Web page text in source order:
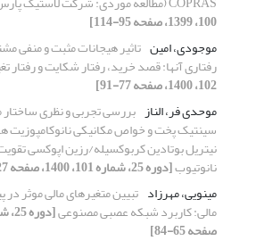
100، 1399، صفحه 95-114]
موجودی، امین تاثیر هیجانات مثبت و منفی
رفتاری آنها: قصد خرید، رفتار شکایت و رفتار
102، 1400، صفحه 77-91]
موحدی فر، الناز بررسی تجربی و نظری
سینتیک پخت و خواص مکانیکی نانوکامپوزیت
نیتریل بوتادین کربوکسیله/رزین اپوکسی
نانوتیوب[دوره 25، شماره 101، 1400، صفحه 27-36]
مینویی، مهرزاد تبیین متغیرهای مالی موثر
مالی: کاربرد شبکه عصبی مصنوعی
صفحه 65-84]